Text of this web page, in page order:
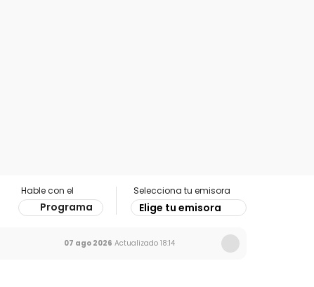
Hable con el
Programa
Selecciona tu emisora
Elige tu emisora
07 ago 2026 Actualizado 18:14